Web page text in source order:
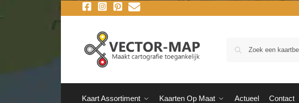
Kaart Assortiment Kaarten Op Maat Actueel Contact